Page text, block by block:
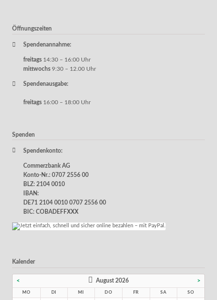
Öffnungszeiten
Spendenannahme:
freitags 14:30 – 16:00 Uhr
mittwochs 9:30 – 12.00 Uhr
Spendenausgabe:
freitags 16:00 – 18:00 Uhr
Spenden
Spendenkonto:
Commerzbank AG
Konto-Nr.: 0707 2556 00
BLZ: 2104 0010
IBAN:
DE71 2104 0010 0707 2556 00
BIC: COBADEFFXXX
Kalender
< August 2026 >
MO DI MI DO FR SA SO